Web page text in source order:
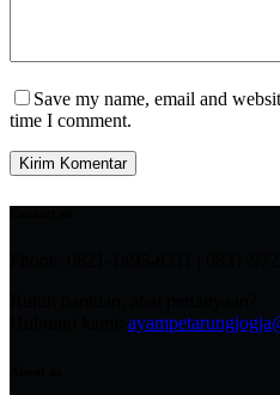
Save my name, email and
time I comment.
Kirim Komentar